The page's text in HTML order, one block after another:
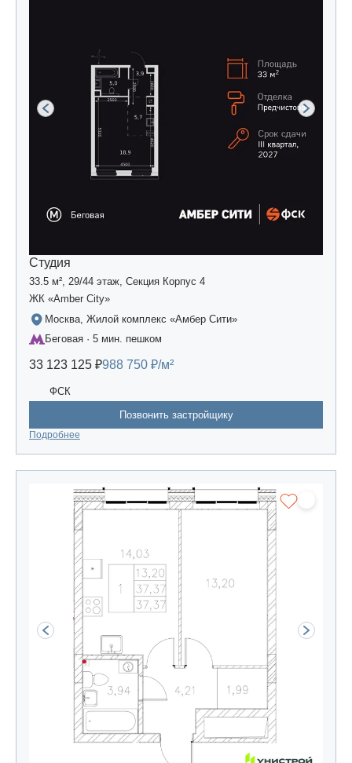
Студия
33.5 м², 29/44 этаж, Секция Корпус 4
ЖК «Amber Сity»
Москва, Жилой комплекс «Амбер Сити»
Беговая · 5 мин. пешком
33 123 125 ₽988 750 ₽/м²
ФСК
Позвонить застройщику
Подробнее